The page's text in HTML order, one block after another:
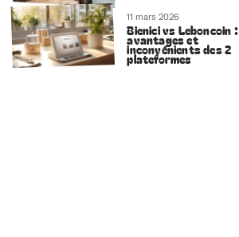
11 mars 2026
Bienici vs Leboncoin :
avantages et
inconvénients des 2
plateformes